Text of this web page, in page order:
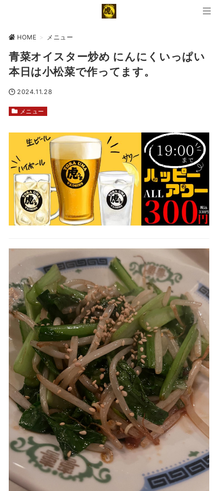
HOME > メニュー
青菜オイスター炒め にんにくいっぱい
本日は小松菜で作ってます。
2024.11.28
メニュー